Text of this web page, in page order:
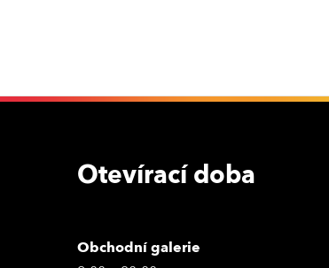
Otevírací doba
Obchodní galerie